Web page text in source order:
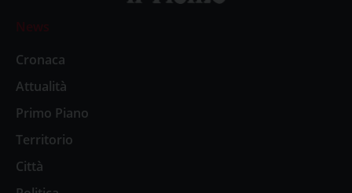
News
Cronaca
Attualità
Primo Piano
Territorio
Città